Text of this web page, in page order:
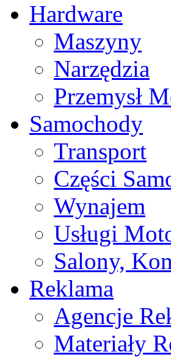
Hardware
Maszyny
Narzędzia
Przemysł
Samochody
Transport
Części
Wynajem
Usługi
Salony,
Reklama
Agencje
Materiały